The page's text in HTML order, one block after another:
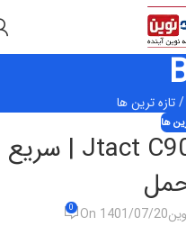
تازه ترین ها
ها
خرید کارتخوان سیار Jtact C90 | سریع
On 1401/07/20
0